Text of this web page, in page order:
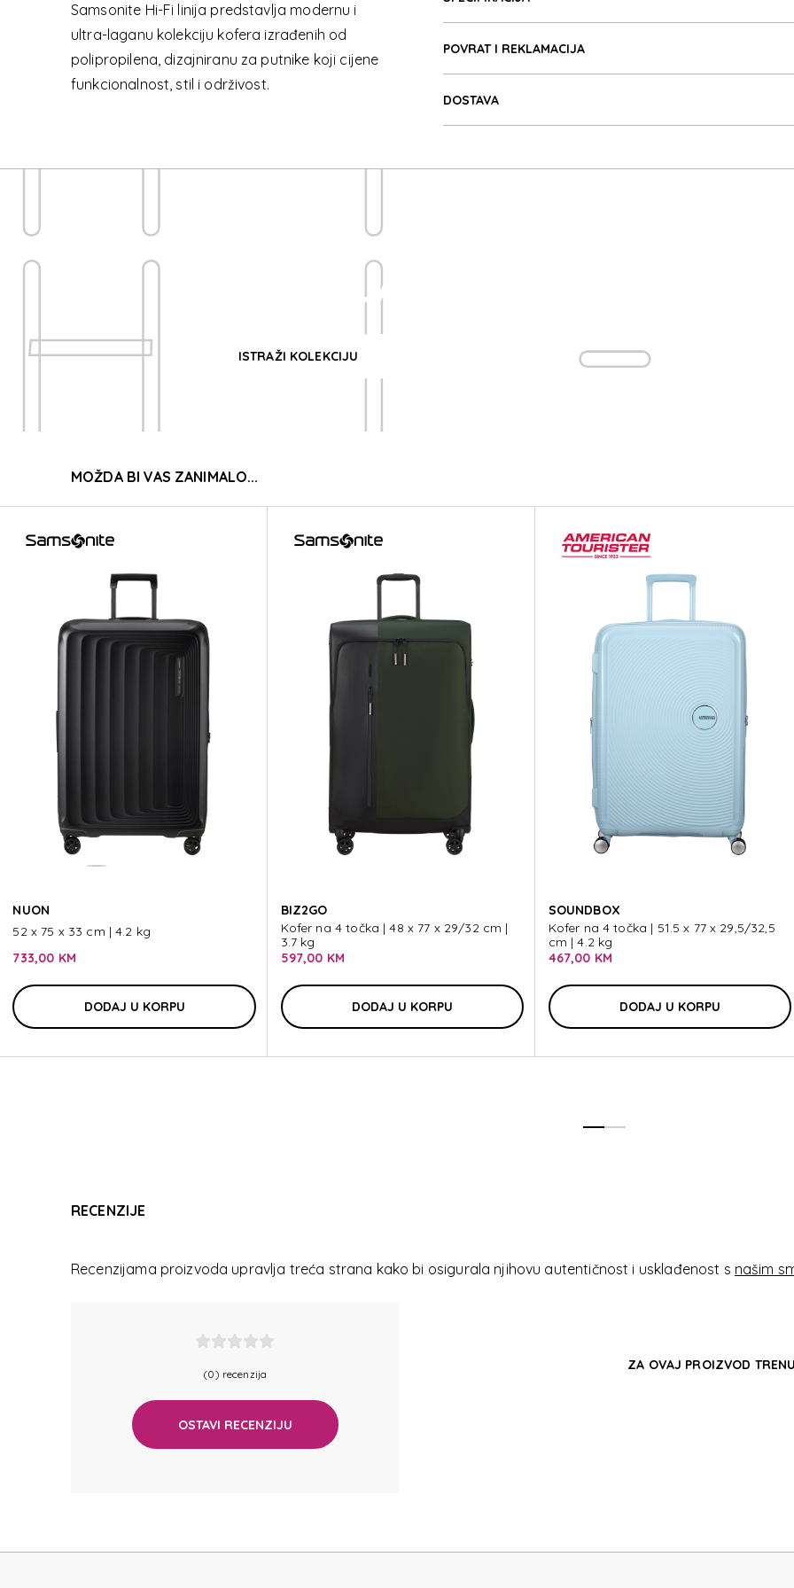
Samsonite Hi-Fi linija predstavlja modernu i
ultra-laganu kolekciju kofera izrađenih od
polipropilena, dizajniranu za putnike koji cijene
funkcionalnost, stil i održivost.
POVRAT I REKLAMACIJA
DOSTAVA
HI-
HI-
HI-
KOLEKCIJA
ISTRAŽI KOLEKCIJU
MOŽDA BI VAS ZANIMALO...
NUON
52 x 75 x 33 cm | 4.2 kg
733,00 KM
DODAJ U KORPU
BIZ2GO
Kofer na 4 točka | 48 x 77 x 29/32 cm |
3.7 kg
597,00 KM
DODAJ U KORPU
SOUNDBOX
Kofer na 4 točka | 51.5 x 77 x 29,5/32,5
cm | 4.2 kg
467,00 KM
DODAJ U KORPU
RECENZIJE
Recenzijama proizvoda upravlja treća strana kako bi osigurala njihovu autentičnost i usklađenost s našim
(0) recenzija
OSTAVI RECENZIJU
ZA OVAJ PROIZVOD